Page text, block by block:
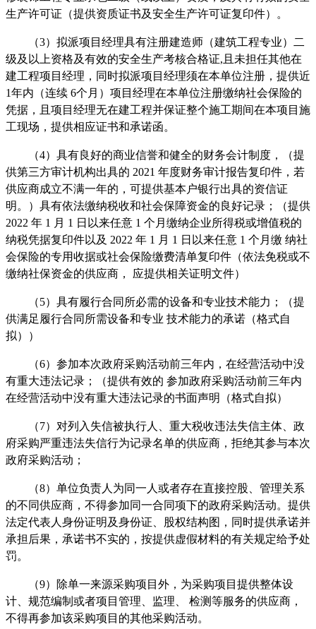
生产许可证（提供资质证书及安全生产许可证复印件）。
（3）拟派项目经理具有注册建造师（建筑工程专业）二
级及以上资格及有效的安全生产考核合格证,且未担任其他在
建工程项目经理，同时拟派项目经理须在本单位注册，提供近
1年内（连续 6个月）项目经理在本单位注册缴纳社会保险的
凭据，且项目经理无在建工程并保证整个施工期间在本项目施
工现场，提供相应证书和承诺函。
（4）具有良好的商业信誉和健全的财务会计制度，（提
供第三方审计机构出具的 2021 年度财务审计报告复印件，若
供应商成立不满一年的，可提供基本户银行出具的资信证
明。）具有依法缴纳税收和社会保障资金的良好记录；（提供
2022 年 1 月 1 日以来任意 1 个月缴纳企业所得税或增值税的
纳税凭据复印件以及 2022 年 1 月 1 日以来任意 1 个月缴 纳社
会保险的专用收据或社会保险缴费清单复印件（依法免税或不
缴纳社保资金的供应商， 应提供相关证明文件）
（5） 具有履行合同所必需的设备和专业技术能力；（提
供满足履行合同所需设备和专业 技术能力的承诺（格式自
拟））
（6） 参加本次政府采购活动前三年内，在经营活动中没
有重大违法记录；（提供有效的 参加政府采购活动前三年内
在经营活动中没有重大违法记录的书面声明（格式自拟）
（7） 对列入失信被执行人、重大税收违法失信主体、政
府采购严重违法失信行为记录名单的供应商，拒绝其参与本次
政府采购活动；
（8）单位负责人为同一人或者存在直接控股、管理关系
的不同供应商，不得参加同一合同项下的政府采购活动。提供
法定代表人身份证明及身份证、股权结构图，同时提供承诺并
承担后果，承诺书不实的，按提供虚假材料的有关规定给予处
罚。
（9）
除单一来源采购项目外，为采购项目提供整体设
计、规范编制或者项目管理、监理、
检测等服务的供应商，
不得再参加该采购项目的其他采购活动。